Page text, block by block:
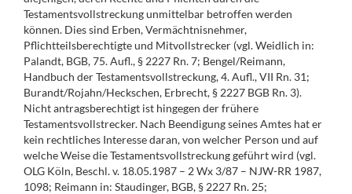
Testamentsvollstreckung unmittelbar betroffen werden
können. Dies sind Erben, Vermächtnisnehmer,
Pflichtteilsberechtigte und Mitvollstrecker (vgl. Weidlich in:
Palandt, BGB, 75. Aufl., § 2227 Rn. 7; Bengel/Reimann,
Handbuch der Testamentsvollstreckung, 4. Aufl., VII Rn. 31;
Burandt/Rojahn/Heckschen, Erbrecht, § 2227 BGB Rn. 3).
Nicht antragsberechtigt ist hingegen der frühere
Testamentsvollstrecker. Nach Beendigung seines Amtes hat er
kein rechtliches Interesse daran, von welcher Person und auf
welche Weise die Testamentsvollstreckung geführt wird (vgl.
OLG Köln, Beschl. v. 18.05.1987 – 2 Wx 3/87 – NJW-RR 1987,
1098; Reimann in: Staudinger, BGB, § 2227 Rn. 25;